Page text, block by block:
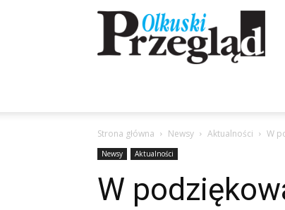
Przegląd
Olkuski
Strona główna Newsy Aktualności W
Newsy Aktualności
W